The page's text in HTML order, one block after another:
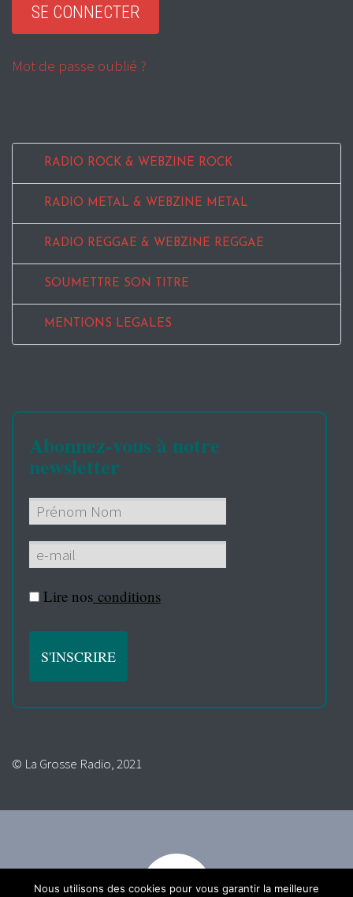
Mot de passe oublié ?
RADIO ROCK & WEBZINE ROCK
RADIO METAL & WEBZINE METAL
RADIO REGGAE & WEBZINE REGGAE
SOUMETTRE SON TITRE
MENTIONS LEGALES
Abonnez-vous à notre
newsletter
Lire nos conditions
© La Grosse Radio, 2021
Nous utilisons des cookies pour vous garantir la meilleure